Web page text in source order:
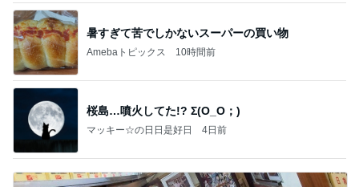
暑すぎて苦でしかないスーパーの買い物
Amebaトピックス 10時間前
桜島…噴火してた!? Σ(O_O；)
マッキー☆の日日是好日 4日前